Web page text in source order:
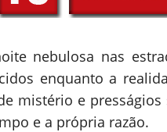
nebulosa nas
enquanto a
mistério e
e a própria razão.